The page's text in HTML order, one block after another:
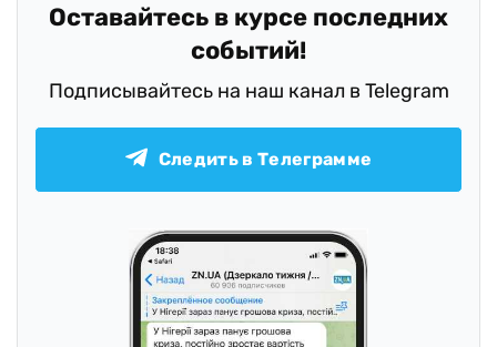
Оставайтесь в курсе последних
событий!
Подписывайтесь на наш канал в Telegram
Следить в Телеграмме